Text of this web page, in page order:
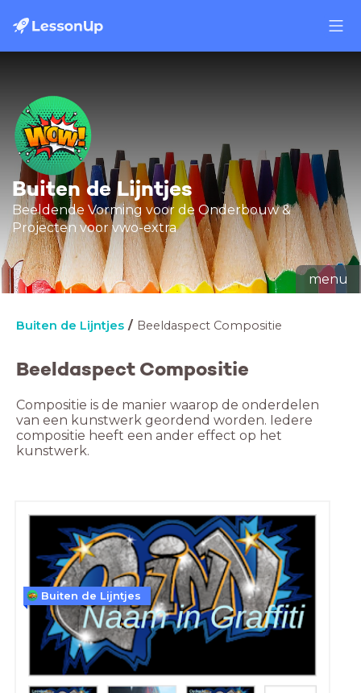
Buiten de Lijntjes
Beeldende Vorming voor de Onderbouw &
Projecten voor vwo-extra
menu
Buiten de Lijntjes Beeldaspect Compositie
Beeldaspect Compositie
Compositie is de manier waarop de onderdelen
van een kunstwerk geordend worden. Iedere
compositie heeft een ander effect op het
kunstwerk.
Buiten de Lijntjes